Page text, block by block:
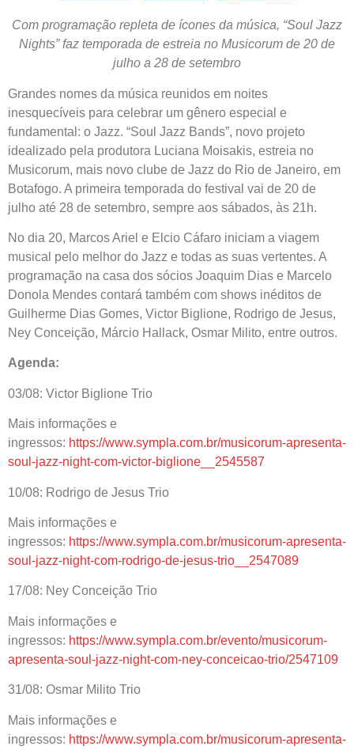
Com programação repleta de ícones da música, “Soul Jazz
Nights” faz temporada de estreia no Musicorum de 20 de
julho a 28 de setembro
Grandes nomes da música reunidos em noites
inesquecíveis para celebrar um gênero especial e
fundamental: o Jazz. “Soul Jazz Bands”, novo projeto
idealizado pela produtora Luciana Moisakis, estreia no
Musicorum, mais novo clube de Jazz do Rio de Janeiro, em
Botafogo. A primeira temporada do festival vai de 20 de
julho até 28 de setembro, sempre aos sábados, às 21h.
No dia 20, Marcos Ariel e Elcio Cáfaro iniciam a viagem
musical pelo melhor do Jazz e todas as suas vertentes. A
programação na casa dos sócios Joaquim Dias e Marcelo
Donola Mendes contará também com shows inéditos de
Guilherme Dias Gomes, Victor Biglione, Rodrigo de Jesus,
Ney Conceição, Márcio Hallack, Osmar Milito, entre outros.
Agenda:
03/08: Victor Biglione Trio
Mais informações e
ingressos: https://www.sympla.com.br/musicorum-apresenta-
soul-jazz-night-com-victor-biglione__2545587
10/08: Rodrigo de Jesus Trio
Mais informações e
ingressos: https://www.sympla.com.br/musicorum-apresenta-
soul-jazz-night-com-rodrigo-de-jesus-trio__2547089
17/08: Ney Conceição Trio
Mais informações e
ingressos: https://www.sympla.com.br/evento/musicorum-
apresenta-soul-jazz-night-com-ney-conceicao-trio/2547109
31/08: Osmar Milito Trio
Mais informações e
ingressos: https://www.sympla.com.br/musicorum-apresenta-